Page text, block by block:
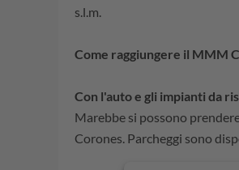
s.l.m.
Come raggiungere il MMM
Con l'auto e gli impianti da
Marebbe si possono
Corones. Parcheggi sono